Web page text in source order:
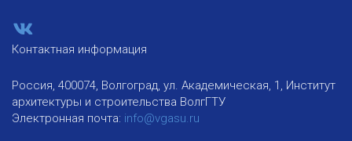
Контактная информация
Россия, 400074, Волгоград, ул. Академическая, 1, Институт
архитектуры и строительства ВолгГТУ
Электронная почта: info@vgasu.ru